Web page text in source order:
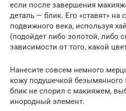
если после завершения
деталь — блик. Его «ставят» на
подвижного века, используя
(подойдет либо золотой, либо
зависимости от того, какой
Нанесите совсем немного
кожу подушечкой
блик не спорил с макияжем,
инородный элемент.